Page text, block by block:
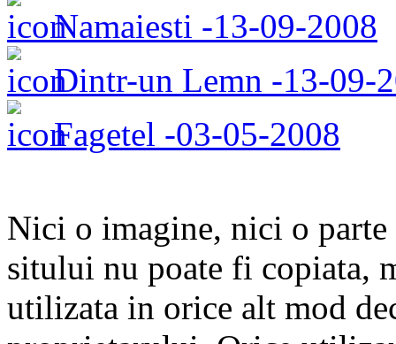
Namaiesti -13-09-2008
Dintr-un Lemn -13-09-
Fagetel -03-05-2008
Nici o imagine, nici o parte
sitului nu poate fi copiata,
utilizata in orice alt mod